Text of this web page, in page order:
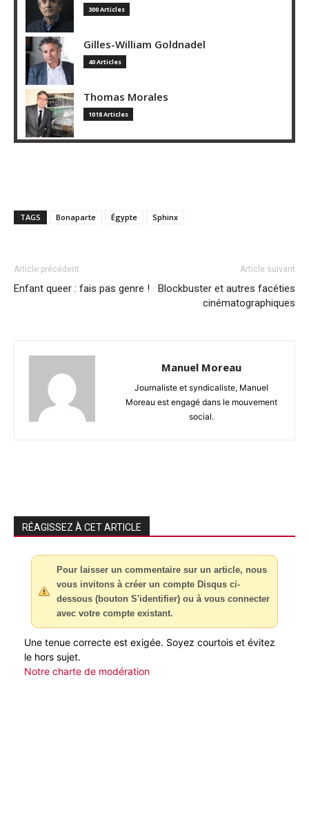
300 Articles
Gilles-William Goldnadel
40 Articles
Thomas Morales
1018 Articles
TAGS Bonaparte Égypte Sphinx
Article précédent
Enfant queer : fais pas genre !
Article suivant
Blockbuster et autres facéties
cinématographiques
Manuel Moreau
Journaliste et syndicaliste, Manuel
Moreau est engagé dans le mouvement
social.
RÉAGISSEZ À CET ARTICLE
Pour laisser un commentaire sur un article, nous
vous invitons à créer un compte Disqus ci-
dessous (bouton S'identifier) ou à vous connecter
avec votre compte existant.
Une tenue correcte est exigée. Soyez courtois et évitez
le hors sujet.
Notre charte de modération